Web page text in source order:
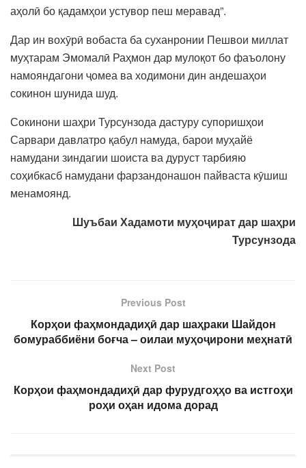
аҳолӣ бо қадамҳои устувор пеш меравад”.
Дар ин вохӯрӣ вобаста ба суханронии Пешвои миллат
муҳтарам Эмомалӣ Раҳмон дар мулоқот бо фаъолону
намояндагони ҷомеа ва ходимони дин андешаҳои
сокинон шунида шуд.
Сокинони шаҳри Турсунзода дастуру супоришҳои
Сарвари давлатро қабул намуда, барои муҳайё
намудани зиндагии шоиста ва дуруст тарбияю
соҳибкасб намудани фарзандонашон пайваста кӯшиш
менамоянд.
Шуъбаи Хадамоти муҳоҷират дар шаҳри
Турсунзода
Previous Post
Корҳои фаҳмондадиҳӣ дар шаҳраки Шайдон
бомураббиёни боғча – оилаи муҳоҷирони меҳнатӣ
Next Post
Корҳои фаҳмондадиҳӣ дар фурудгоҳҳо ва истгоҳи
роҳи оҳан идома дорад